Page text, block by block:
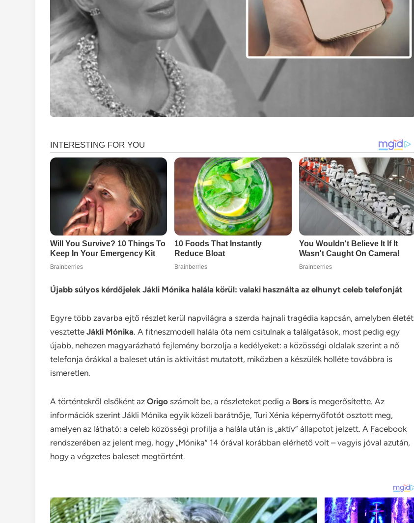
Újabb súlyos kérdőjelek Jákli Mónika halála körül: valaki használta az elhunyt celeb telefonját
Egyre több zavarba ejtő részlet kerül napvilágra a szerda hajnali tragédia kapcsán, amelyben életét
vesztette Jákli Mónika. A fitneszmodell halála óta nem csitulnak a találgatások, most pedig egy
újabb, nehezen magyarázható fejlemény borzolja a kedélyeket: a közösségi oldalak szerint a nő
telefonja órákkal a baleset után is aktivitást mutatott, miközben a készülék holléte továbbra is
ismeretlen.
A történtekről elsőként az Origo számolt be, a részleteket pedig a Bors is megerősítette. Az
információk szerint Jákli Mónika egyik közeli barátnője, Turi Xénia képernyőfotót osztott meg,
amelyen az látható: a celeb közösségi profilja a halála után is „aktív” állapotot jelzett. A Facebook
rendszerében az jelent meg, hogy „Mónika” 14 órával korábban elérhető volt – vagyis jóval azután,
hogy a végzetes baleset megtörtént.